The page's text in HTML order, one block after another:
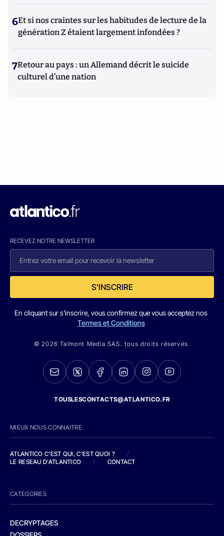
6Et si nos craintes sur les habitudes de lecture de la
génération Z étaient largement infondées ?
7Retour au pays : un Allemand décrit le suicide
culturel d’une nation
RECEVEZ NOTRE NEWSLETTER
S'INSCRIRE
En cliquant sur s'inscrire, vous confirmez que vous acceptez nos
Termes et Conditions
© 2026 Talmont Media SAS. tous droits réservés.
TOUSLESCONTACTS@ATLANTICO.FR
MIEUX NOUS CONNAITRE
ATLANTICO C'EST QUI, C'EST QUOI ?
/
LE RESEAU D'ATLANTICO
/ CONTACT
CATEGORIES
DECRYPTAGES